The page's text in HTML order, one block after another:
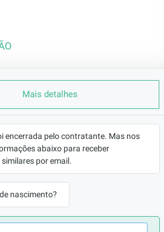
Mais detalhes
encerrada pelo contratante. Mas nos
abaixo para receber
por email.
nascimento?